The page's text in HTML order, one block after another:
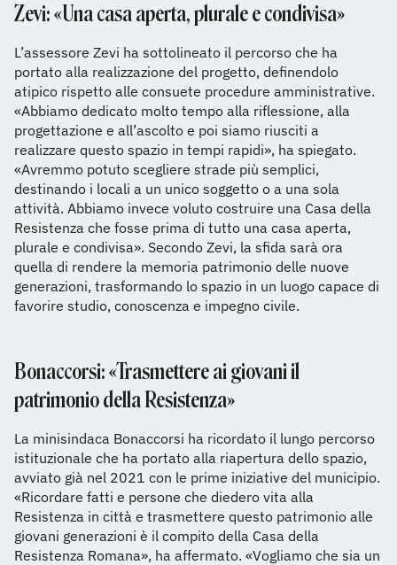
Zevi: «Una casa aperta, plurale e condivisa»
L’assessore Zevi ha sottolineato il percorso che ha
portato alla realizzazione del progetto, definendolo
atipico rispetto alle consuete procedure amministrative.
«Abbiamo dedicato molto tempo alla riflessione, alla
progettazione e all’ascolto e poi siamo riusciti a
realizzare questo spazio in tempi rapidi», ha spiegato.
«Avremmo potuto scegliere strade più semplici,
destinando i locali a un unico soggetto o a una sola
attività. Abbiamo invece voluto costruire una Casa della
Resistenza che fosse prima di tutto una casa aperta,
plurale e condivisa». Secondo Zevi, la sfida sarà ora
quella di rendere la memoria patrimonio delle nuove
generazioni, trasformando lo spazio in un luogo capace di
favorire studio, conoscenza e impegno civile.
Bonaccorsi: «Trasmettere ai giovani il
patrimonio della Resistenza»
La minisindaca Bonaccorsi ha ricordato il lungo percorso
istituzionale che ha portato alla riapertura dello spazio,
avviato già nel 2021 con le prime iniziative del municipio.
«Ricordare fatti e persone che diedero vita alla
Resistenza in città e trasmettere questo patrimonio alle
giovani generazioni è il compito della Casa della
Resistenza Romana», ha affermato. «Vogliamo che sia un